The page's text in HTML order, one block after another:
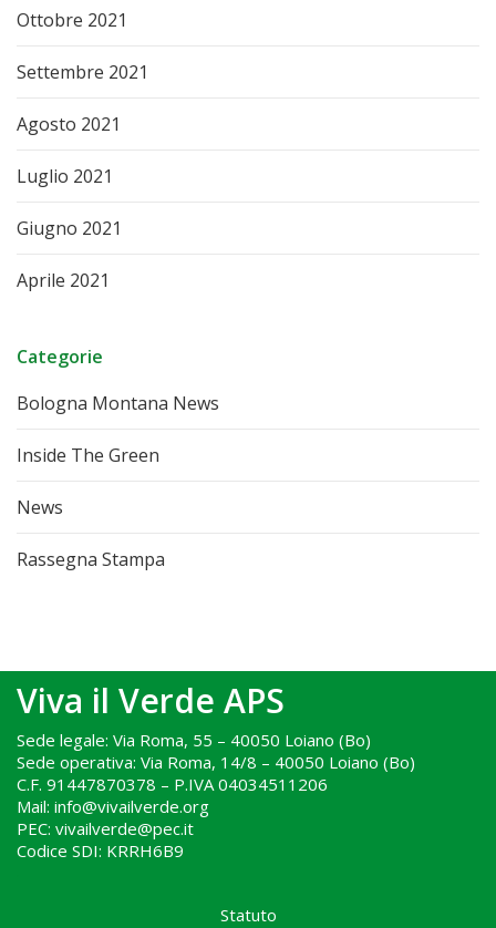
Ottobre 2021
Settembre 2021
Agosto 2021
Luglio 2021
Giugno 2021
Aprile 2021
Categorie
Bologna Montana News
Inside The Green
News
Rassegna Stampa
Viva il Verde APS
Sede legale: Via Roma, 55 – 40050 Loiano (Bo)
Sede operativa: Via Roma, 14/8 – 40050 Loiano (Bo)
C.F. 91447870378 – P.IVA 04034511206
Mail: info@vivailverde.org
PEC: vivailverde@pec.it
Codice SDI: KRRH6B9
Statuto